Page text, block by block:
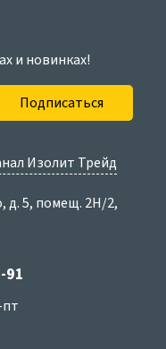
и новинках!
Подписаться
Изолит Трейд
д. 5, помещ. 2Н/2,
91
пт